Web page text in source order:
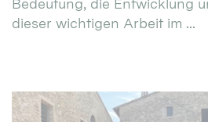
Bedeutung, die Entwicklung
dieser wichtigen Arbeit im ...